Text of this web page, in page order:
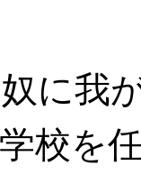
に我
校を